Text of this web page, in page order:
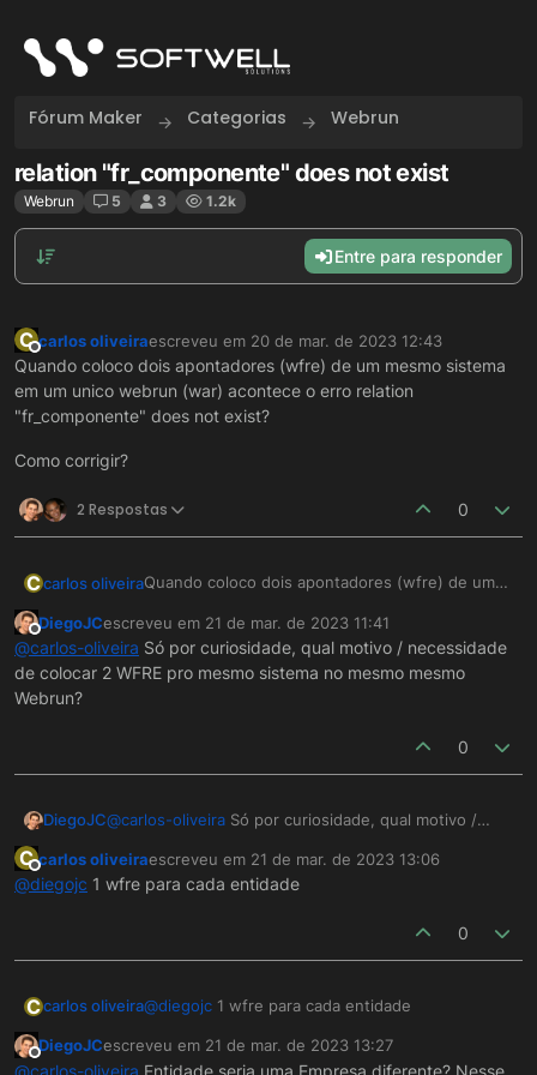
Fórum Maker Categorias Webrun
relation "fr_componente" does not exist
Webrun 5 3 1.2k
Entre para responder
C
Offline
carlos oliveiraescreveu em 20 de mar. de 2023 12:43
última edição por
Quando coloco dois apontadores (wfre) de um mesmo sistema
em um unico webrun (war) acontece o erro relation
"fr_componente" does not exist?
Como corrigir?
2 Respostas 0
Ccarlos oliveiraQuando coloco dois apontadores (wfre) de um
acontece o erro relation "fr_componente" does
not exist?
Como corrigir?
Offline
DiegoJCescreveu em 21 de mar. de 2023 11:41
última edição por
@carlos-oliveira Só por curiosidade, qual motivo / necessidade
de colocar 2 WFRE pro mesmo sistema no mesmo mesmo
Webrun?
0
DiegoJC@carlos-oliveira Só por curiosidade, qual motivo /
no mesmo mesmo Webrun?
C
Offline
carlos oliveiraescreveu em 21 de mar. de 2023 13:06
última edição por
@diegojc 1 wfre para cada entidade
0
Ccarlos oliveira@diegojc 1 wfre para cada entidade
Offline
DiegoJCescreveu em 21 de mar. de 2023 13:27
última edição por
@carlos-oliveira Entidade seria uma Empresa diferente? Nesse